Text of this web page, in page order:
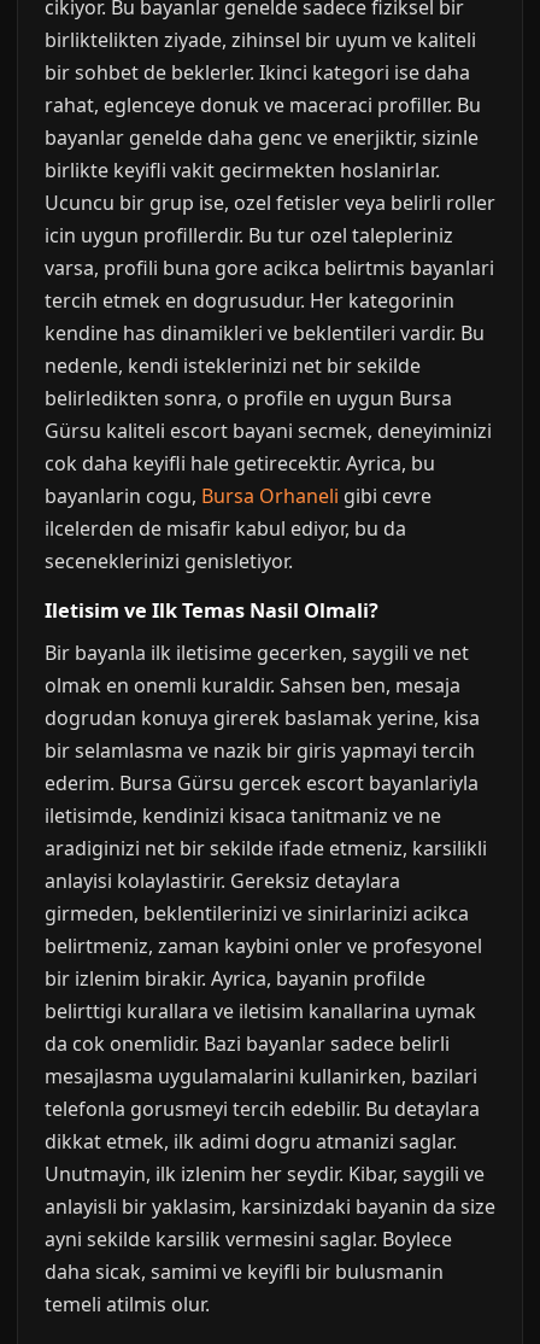
cikiyor. Bu bayanlar genelde sadece fiziksel bir
birliktelikten ziyade, zihinsel bir uyum ve kaliteli
bir sohbet de beklerler. Ikinci kategori ise daha
rahat, eglenceye donuk ve maceraci profiller. Bu
bayanlar genelde daha genc ve enerjiktir, sizinle
birlikte keyifli vakit gecirmekten hoslanirlar.
Ucuncu bir grup ise, ozel fetisler veya belirli roller
icin uygun profillerdir. Bu tur ozel talepleriniz
varsa, profili buna gore acikca belirtmis bayanlari
tercih etmek en dogrusudur. Her kategorinin
kendine has dinamikleri ve beklentileri vardir. Bu
nedenle, kendi isteklerinizi net bir sekilde
belirledikten sonra, o profile en uygun Bursa
Gürsu kaliteli escort bayani secmek, deneyiminizi
cok daha keyifli hale getirecektir. Ayrica, bu
bayanlarin cogu, Bursa Orhaneli gibi cevre
ilcelerden de misafir kabul ediyor, bu da
seceneklerinizi genisletiyor.
Iletisim ve Ilk Temas Nasil Olmali?
Bir bayanla ilk iletisime gecerken, saygili ve net
olmak en onemli kuraldir. Sahsen ben, mesaja
dogrudan konuya girerek baslamak yerine, kisa
bir selamlasma ve nazik bir giris yapmayi tercih
ederim. Bursa Gürsu gercek escort bayanlariyla
iletisimde, kendinizi kisaca tanitmaniz ve ne
aradiginizi net bir sekilde ifade etmeniz, karsilikli
anlayisi kolaylastirir. Gereksiz detaylara
girmeden, beklentilerinizi ve sinirlarinizi acikca
belirtmeniz, zaman kaybini onler ve profesyonel
bir izlenim birakir. Ayrica, bayanin profilde
belirttigi kurallara ve iletisim kanallarina uymak
da cok onemlidir. Bazi bayanlar sadece belirli
mesajlasma uygulamalarini kullanirken, bazilari
telefonla gorusmeyi tercih edebilir. Bu detaylara
dikkat etmek, ilk adimi dogru atmanizi saglar.
Unutmayin, ilk izlenim her seydir. Kibar, saygili ve
anlayisli bir yaklasim, karsinizdaki bayanin da size
ayni sekilde karsilik vermesini saglar. Boylece
daha sicak, samimi ve keyifli bir bulusmanin
temeli atilmis olur.